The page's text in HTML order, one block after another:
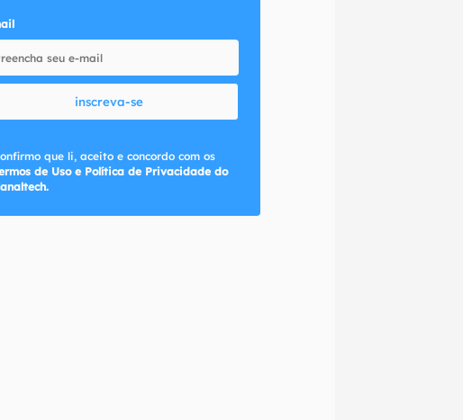
inscreva-se
que li, aceito e concordo com os
de Uso e Política de Privacidade do